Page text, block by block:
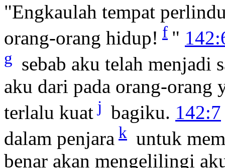
"Engkaulah tempat
orang-orang hidup! f "
g sebab aku telah menjadi
aku dari pada orang-orang
terlalu kuat j bagiku. 142:7
dalam penjara k untuk
benar akan mengelilingi